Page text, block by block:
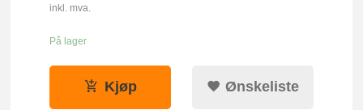
inkl. mva.
På lager
Kjøp Ønskeliste